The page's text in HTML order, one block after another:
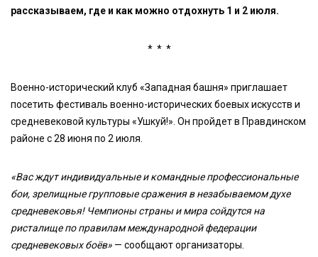
рассказываем, где и как можно отдохнуть 1 и 2 июля.
* * *
Военно-исторический клуб «Западная башня» приглашает
посетить фестиваль военно-исторических боевых искусств и
средневековой культуры «Ушкуй!». Он пройдет в Правдинском
районе с 28 июня по 2 июля.
«Вас ждут индивидуальные и командные профессиональные
бои, зрелищные групповые сражения в незабываемом духе
средневековья! Чемпионы страны и мира сойдутся на
ристалище по правилам международной федерации
средневековых боёв» — сообщают организаторы.